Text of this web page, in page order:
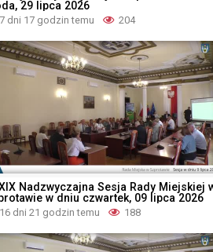
29 lipca 2026
7 dni 17 godzin temu 204
Nadzwyczajna Sesja Rady Miejskiej
w dniu czwartek, 09 lipca 2026
16 dni 21 godzin temu 188